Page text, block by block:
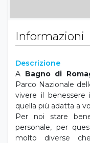
Informazioni
Descrizione
A Bagno di
Parco Nazionale
vivere il
quella più adatta a
Per noi stare
personale, per
molto diverse